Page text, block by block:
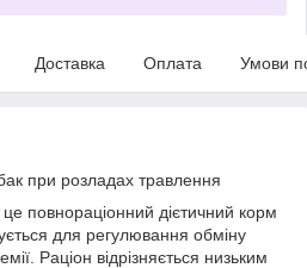
Доставка Оплата Умови
при розладах травлення
повнораціонний дієтичний корм
для регулювання обміну
Раціон відрізняється низьким